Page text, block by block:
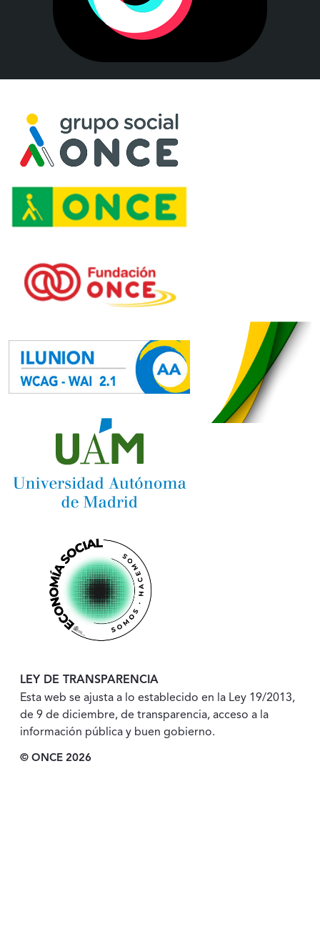
LEY DE TRANSPARENCIA
Esta web se ajusta a lo establecido en la Ley 19/2013,
de 9 de diciembre, de transparencia, acceso a la
información pública y buen gobierno.
© ONCE 2026